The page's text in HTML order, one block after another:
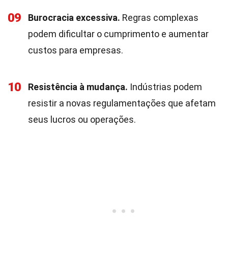
09 Burocracia excessiva. Regras complexas
podem dificultar o cumprimento e aumentar
custos para empresas.
10 Resistência à mudança. Indústrias podem
resistir a novas regulamentações que afetam
seus lucros ou operações.